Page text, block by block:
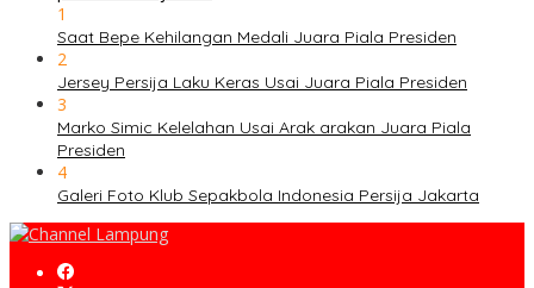
1
Saat Bepe Kehilangan Medali Juara Piala Presiden
2
Jersey Persija Laku Keras Usai Juara Piala Presiden
3
Marko Simic Kelelahan Usai Arak arakan Juara Piala
Presiden
4
Galeri Foto Klub Sepakbola Indonesia Persija Jakarta